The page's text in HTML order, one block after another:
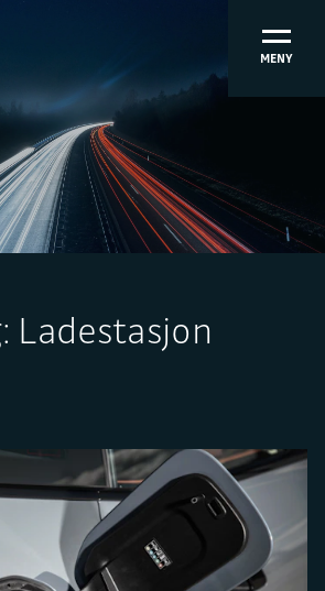
MENY
Ladestasjon